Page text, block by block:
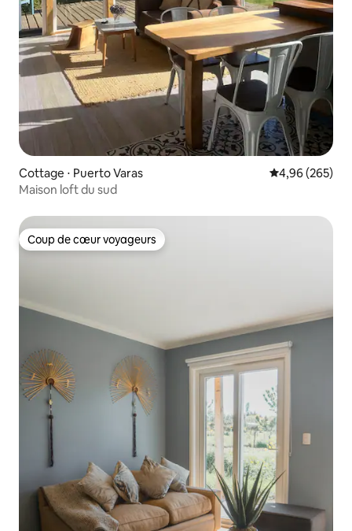
Cottage ⋅ Puerto Varas Évaluation
4,96 (265)
Maison loft du sud
Coup de cœur voyageurs
Coup de cœur voyageurs